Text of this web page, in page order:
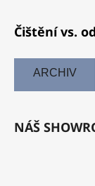
Čištění vs.
ARCHIV
NÁŠ